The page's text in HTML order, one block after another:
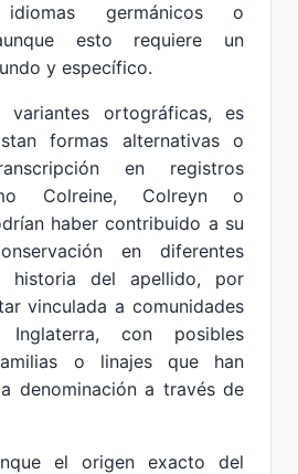
germánicos o
esto requiere un
y específico.
variantes ortográficas, es
formas alternativas o
en registros
Colreine, Colreyn o
haber contribuido a su
en diferentes
historia del apellido, por
vinculada a comunidades
Inglaterra, con posibles
o linajes que han
denominación a través de
el origen exacto del